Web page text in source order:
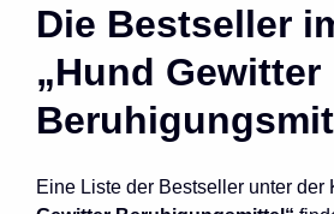
Die Bestseller
„Hund Gewitter
Eine Liste der Bestseller unter der